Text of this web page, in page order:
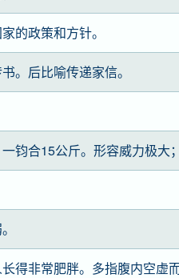
的政策和方针。
。后比喻传递家信。
钧合15公斤。形容威力极大
得非常肥胖。多指腹内空虚